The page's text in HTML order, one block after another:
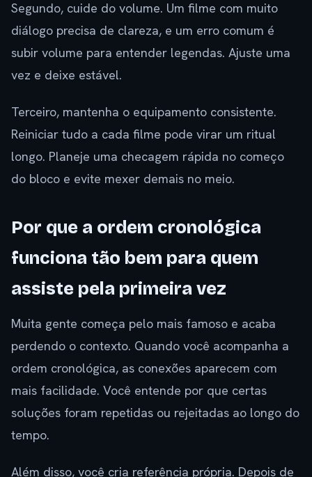
Segundo, cuide do volume. Um filme com muito
diálogo precisa de clareza, e um erro comum é
subir volume para entender legendas. Ajuste uma
vez e deixe estável.
Terceiro, mantenha o equipamento consistente.
Reiniciar tudo a cada filme pode virar um ritual
longo. Planeje uma checagem rápida no começo
do bloco e evite mexer demais no meio.
Por que a ordem cronológica
funciona tão bem para quem
assiste pela primeira vez
Muita gente começa pelo mais famoso e acaba
perdendo o contexto. Quando você acompanha a
ordem cronológica, as conexões aparecem com
mais facilidade. Você entende por que certas
soluções foram repetidas ou rejeitadas ao longo do
tempo.
Além disso, você cria referência própria. Depois de